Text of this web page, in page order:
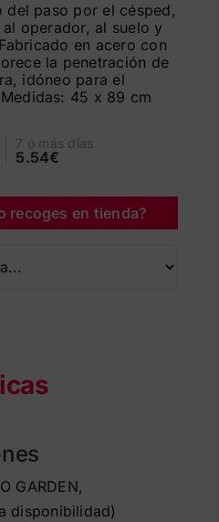
del paso por el césped,
operador, al suelo y
en acero con
la penetración de
idóneo para el
45 x 89 cm
7 o más días
5.54€
recoges en tienda?
GARDEN,
disponibilidad)